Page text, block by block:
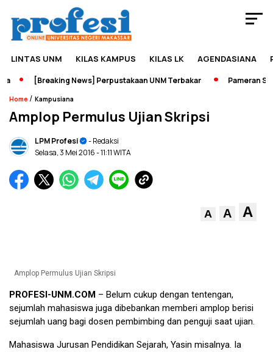
LINTAS UNM KILAS KAMPUS KILAS LK AGENDASIANA
[Breaking News] Perpustakaan UNM Terbakar Pameran
Home / Kampusiana
Amplop Permulus Ujian Skripsi
LPM Profesi
- Redaksi
Selasa, 3 Mei 2016- 11:11 WITA
A A A
Amplop Permulus Ujian Skripsi
PROFESI-UNM.COM – Belum cukup dengan tentengan,
sejumlah mahasiswa juga dibebankan memberi amplop berisi
sejumlah uang bagi dosen pembimbing dan penguji saat ujian.
Mahasiswa Jurusan Pendidikan Sejarah, Yasin misalnya. Ia